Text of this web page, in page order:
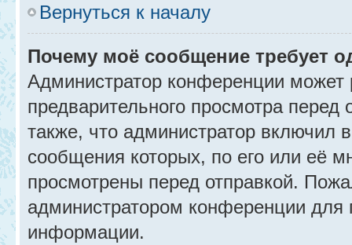
Вернуться к началу
Почему моё сообщение требует
Администратор конференции
предварительного просмотра
также, что администратор включил
сообщения которых, по его или её
просмотрены перед отправкой.
администратором конференции для
информации.